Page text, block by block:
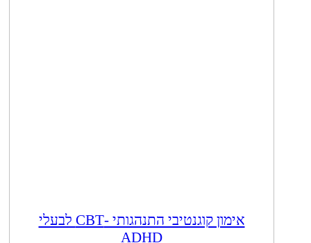
אימון קוגנטיבי התנהגותי -CBT לבעלי
ADHD